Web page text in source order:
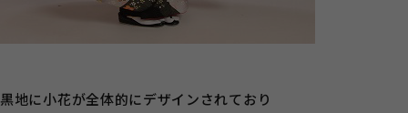
黒地に小花が全体的にデザインされており